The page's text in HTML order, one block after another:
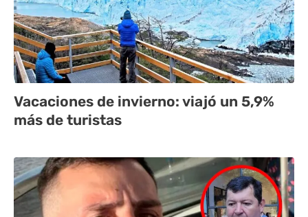
Vacaciones de invierno: viajó un 5,9%
más de turistas